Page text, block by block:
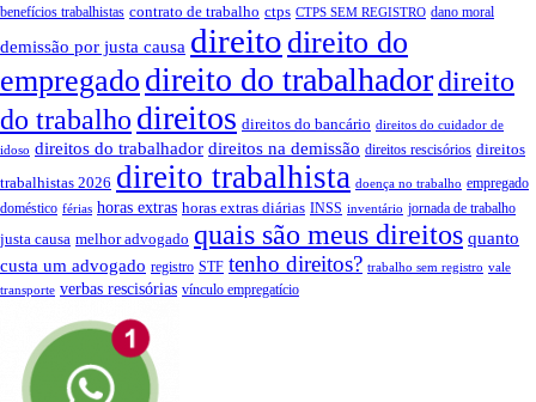
benefícios trabalhistas contrato de trabalho ctps CTPS SEM REGISTRO dano moral
demissão por justa causa direito direito do
empregado direito do trabalhadordireito
do trabalho direitos direitos do bancário direitos do cuidador de
idoso direitos do trabalhador direitos na demissão direitos rescisórios direitos
trabalhistas 2026 direito trabalhista doença no trabalho empregado
doméstico férias horas extras horas extras diárias INSS inventário jornada de trabalho
justa causa melhor advogado quais são meus direitos quanto
custa um advogado registro STF tenho direitos? trabalho sem registro vale
transporte verbas rescisórias vínculo empregatício